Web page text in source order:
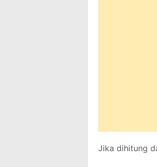
Jika dihitung